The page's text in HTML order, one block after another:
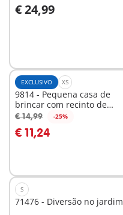
€ 24,99
Ao carrinho
EXCLUSIVO XS
9814 - Pequena casa de
brincar com recinto de
areia
€ 14,99 -25%
€ 11,24
Ao carrinho
S
71476 - Diversão no jardim